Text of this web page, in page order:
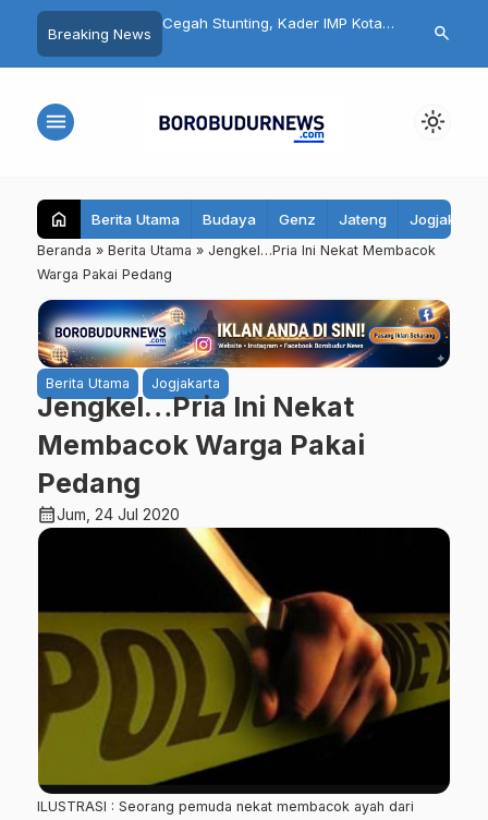
Breaking News
Batik Bahan Alam
Cegah Stunting, Kader IMP Kota
Kesehatan Reproduksi
Geruduk
Dugaan
search
menu light_mode
home Berita Utama Budaya Genz Jateng Jogjakarta
Beranda » Berita Utama » Jengkel…Pria Ini Nekat Membacok
Warga Pakai Pedang
Berita Utama Jogjakarta
Jengkel…Pria Ini Nekat
Membacok Warga Pakai
Pedang
calendar_monthJum, 24 Jul 2020
ILUSTRASI : Seorang pemuda nekat membacok ayah dari